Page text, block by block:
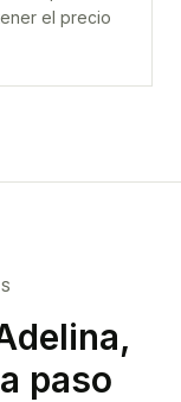
el precio
paso